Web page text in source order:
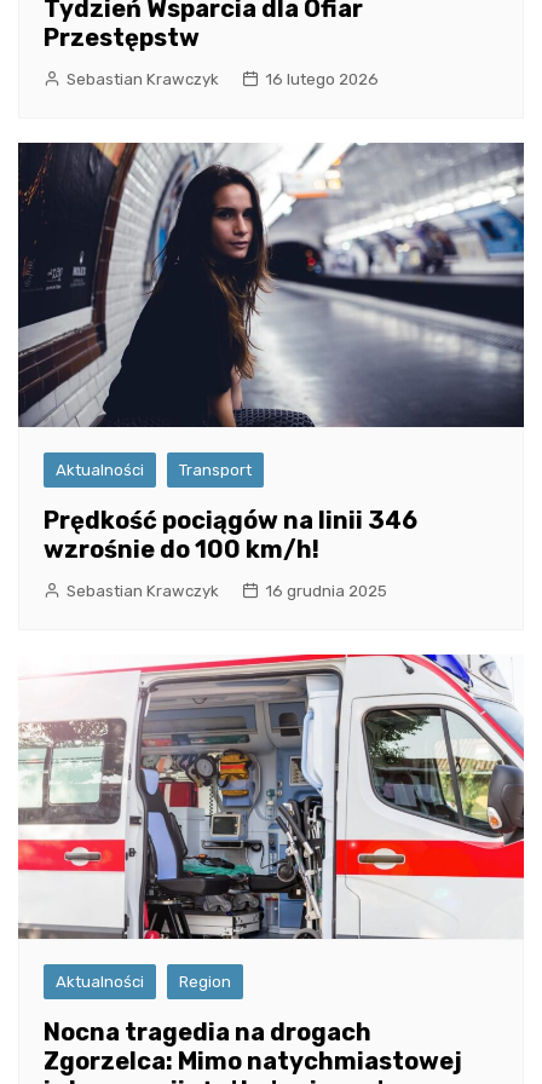
Tydzień Wsparcia dla Ofiar
Przestępstw
Sebastian Krawczyk 16 lutego 2026
Aktualności Transport
Prędkość pociągów na linii 346
wzrośnie do 100 km/h!
Sebastian Krawczyk 16 grudnia 2025
Aktualności Region
Nocna tragedia na drogach
Zgorzelca: Mimo natychmiastowej